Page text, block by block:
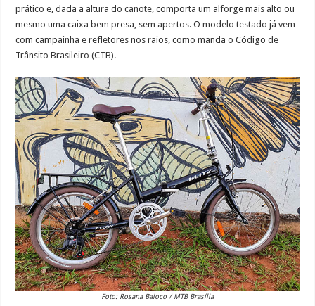
prático e, dada a altura do canote, comporta um alforge mais alto ou
mesmo uma caixa bem presa, sem apertos. O modelo testado já vem
com campainha e refletores nos raios, como manda o Código de
Trânsito Brasileiro (CTB).
Foto: Rosana Baioco / MTB Brasília